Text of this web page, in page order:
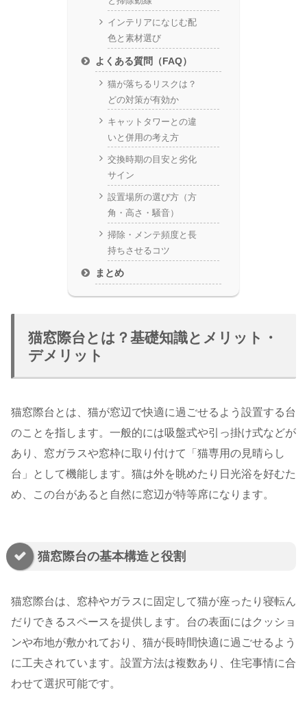
インテリアになじむ配
色と素材選び
よくある質問（FAQ）
猫が落ちるリスクは？
どの対策が有効か
キャットタワーとの違
いと併用の考え方
交換時期の目安と劣化
サイン
設置場所の選び方（方
角・高さ・騒音）
掃除・メンテ頻度と長
持ちさせるコツ
まとめ
猫窓際台とは？基礎知識とメリット・
デメリット
猫窓際台とは、猫が窓辺で快適に過ごせるよう設置する台
のことを指します。一般的には吸盤式や引っ掛け式などが
あり、窓ガラスや窓枠に取り付けて「猫専用の見晴らし
台」として機能します。猫は外を眺めたり日光浴を好むた
め、この台があると自然に窓辺が特等席になります。
猫窓際台の基本構造と役割
猫窓際台は、窓枠やガラスに固定して猫が座ったり寝転ん
だりできるスペースを提供します。台の表面にはクッショ
ンや布地が敷かれており、猫が長時間快適に過ごせるよう
に工夫されています。設置方法は複数あり、住宅事情に合
わせて選択可能です。